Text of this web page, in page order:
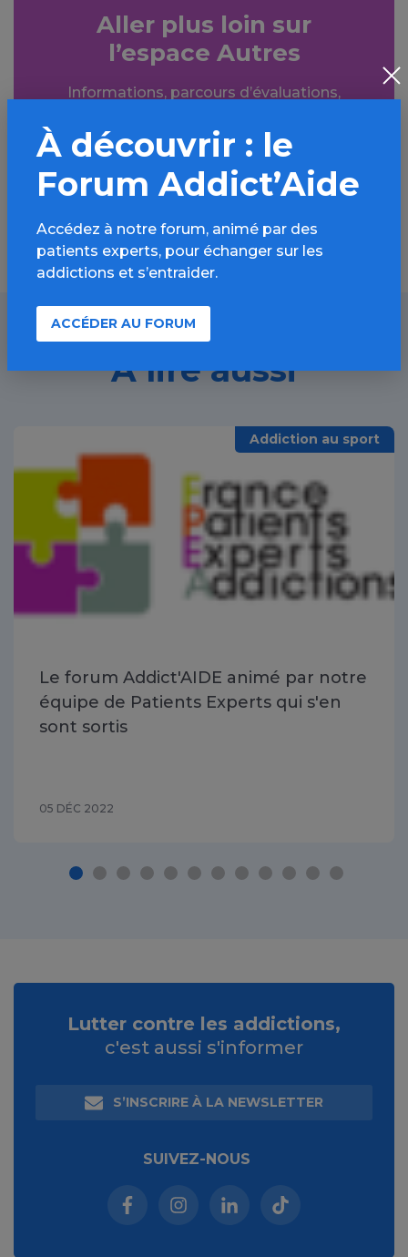
Aller plus loin sur
l’espace Autres
Informations, parcours d’évaluations,
ressources, actualités...
Découvrir
À lire aussi
Addiction au sport
Le forum Addict'AIDE animé par notre
équipe de Patients Experts qui s'en
sont sortis
05 DÉC 2022
À découvrir : le
Forum Addict’Aide
Accédez à notre forum, animé par des
patients experts, pour échanger sur les
addictions et s’entraider.
ACCÉDER AU FORUM
Lutter contre les addictions,
c'est aussi s'informer
S’INSCRIRE À LA NEWSLETTER
SUIVEZ-NOUS
Facebook (nouvelle fenêtre)
Instagram (nouvelle fenêtre)
Linkedin (nouvelle
Tiktok (nouvelle